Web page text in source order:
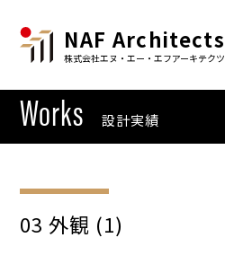
NAF Architects
株式会社エヌ・エー・エフアーキテクツ
Works 設計実績
03 外観 (1)